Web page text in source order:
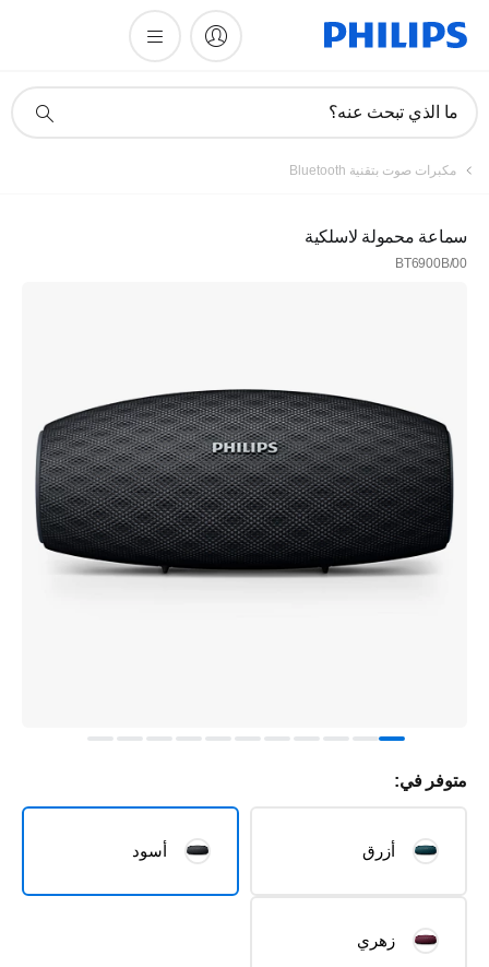
دعم
ما الذي تبحث عنه؟
مكبرات صوت بتقنية Bluetooth
سماعة محمولة لاسلكية
BT6900B/00
متوفر في:
أزرق أسود
زهري